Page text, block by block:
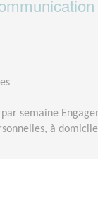
semaine
à